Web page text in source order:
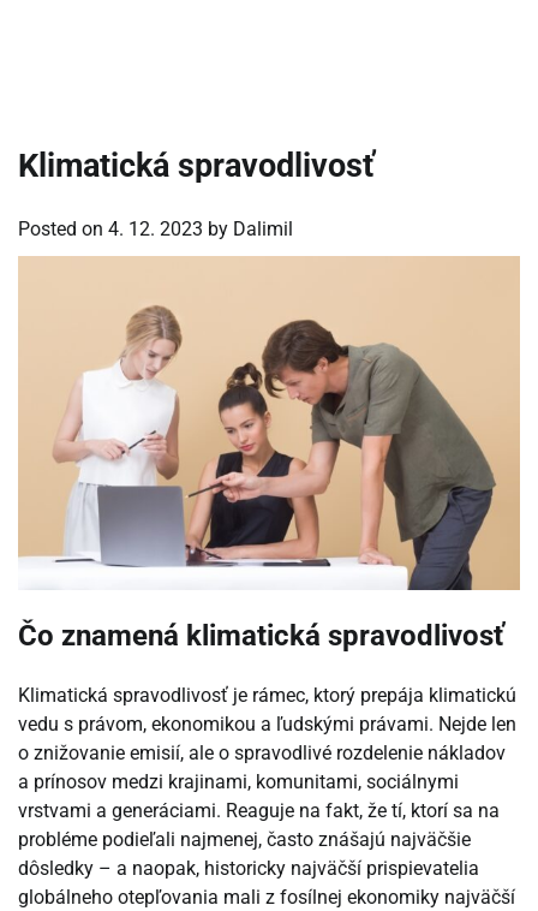
Klimatická spravodlivosť
Posted on 4. 12. 2023 by Dalimil
Čo znamená klimatická spravodlivosť
Klimatická spravodlivosť je rámec, ktorý prepája klimatickú
vedu s právom, ekonomikou a ľudskými právami. Nejde len
o znižovanie emisií, ale o spravodlivé rozdelenie nákladov
a prínosov medzi krajinami, komunitami, sociálnymi
vrstvami a generáciami. Reaguje na fakt, že tí, ktorí sa na
probléme podieľali najmenej, často znášajú najväčšie
dôsledky – a naopak, historicky najväčší prispievatelia
globálneho otepľovania mali z fosílnej ekonomiky najväčší